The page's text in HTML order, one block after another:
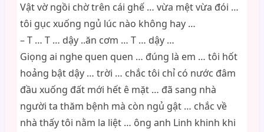
Vật vờ ngồi chờ trên cái ghế … vừa mệt vừa đói …
tôi gục xuống ngủ lúc nào không hay …
– T … T … dậy ..ăn cơm … T … dậy …
Giọng ai nghe quen quen … đúng là em … tôi hốt
hoảng bật dậy … trời … chắc tôi chỉ có nước đâm
đầu xuống đất mới hết ê mặt … đã sang nhà
người ta thăm bệnh mà còn ngủ gật … chắc về
nhà thấy tôi nằm la liệt … ông anh Linh khinh khi